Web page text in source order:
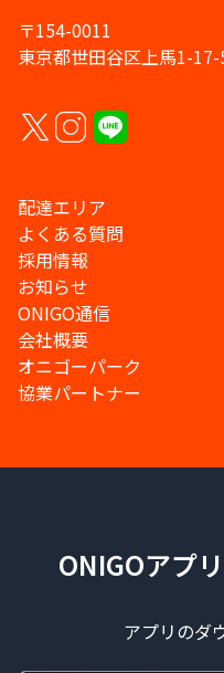
〒154-0011
東京都世田谷区上馬1-
配達エリア
よくある質問
採用情報
お知らせ
ONIGO通信
会社概要
オニゴーパーク
協業パートナー
ONIGOアプ
アプリのダ